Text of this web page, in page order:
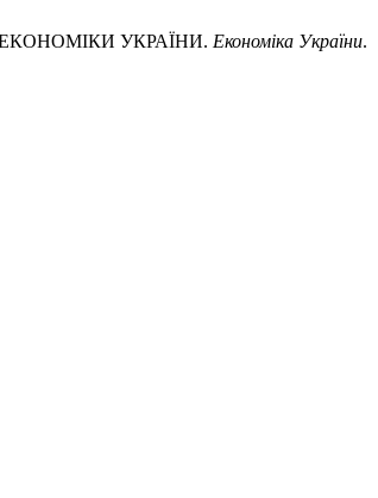
УКРАЇНИ. Економіка України.